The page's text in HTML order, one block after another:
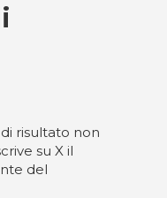
risultato non
su X il
del